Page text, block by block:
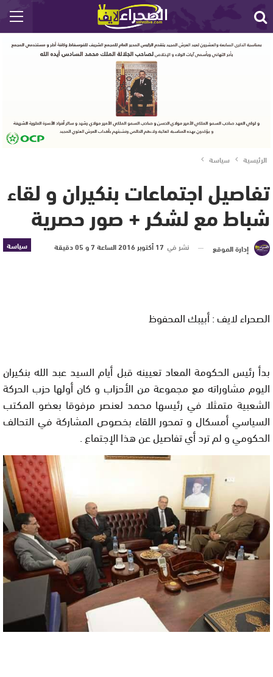
الرئيسية سياسة
تفاصيل اجتماعات بنكيران و لقاء
شباط مع لشكر + صور حصرية
سياسة إدارة الموقع نشر في 17 أكتوبر 2016 الساعة 7 و 05 دقيقة
الصحراء لايف : أبيبك المحفوظ
بدأ رئيس الحكومة المعاد تعيينه قبل أيام السيد عبد الله بنكيران
اليوم مشاوراته مع مجموعة من الأحزاب و كان أولها حزب الحركة
الشعبية متمثلا في رئيسها محمد لعنصر مرفوقا بعضو المكتب
السياسي أمسكال و تمحور اللقاء بخصوص المشاركة في التحالف
الحكومي و لم ترد أي تفاصيل عن هذا الإجتماع .